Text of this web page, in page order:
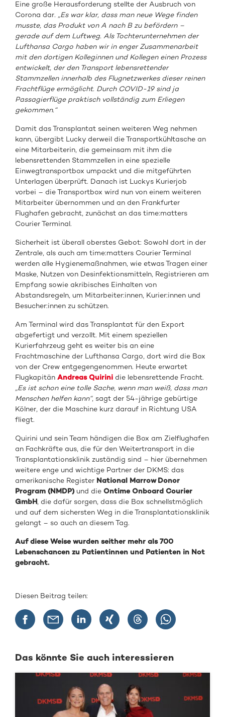
Eine große Herausforderung stellte der Ausbruch von
Corona dar. „Es war klar, dass man neue Wege finden
musste, das Produkt von A nach B zu befördern –
gerade auf dem Luftweg. Als Tochterunternehmen der
Lufthansa Cargo haben wir in enger Zusammenarbeit
mit den dortigen Kolleginnen und Kollegen einen Prozess
entwickelt, der den Transport lebensrettender
Stammzellen innerhalb des Flugnetzwerkes dieser reinen
Frachtflüge ermöglicht. Durch COVID-19 sind ja
Passagierflüge praktisch vollständig zum Erliegen
gekommen.“
Damit das Transplantat seinen weiteren Weg nehmen
kann, übergibt Lucky derweil die Transportkühltasche an
eine Mitarbeiterin, die gemeinsam mit ihm die
lebensrettenden Stammzellen in eine spezielle
Einwegtransportbox umpackt und die mitgeführten
Unterlagen überprüft. Danach ist Luckys Kurierjob
vorbei – die Transportbox wird nun von einem weiteren
Mitarbeiter übernommen und an den Frankfurter
Flughafen gebracht, zunächst an das time:matters
Courier Terminal.
Sicherheit ist überall oberstes Gebot: Sowohl dort in der
Zentrale, als auch am time:matters Courier Terminal
werden alle Hygienemaßnahmen, wie etwas Tragen einer
Maske, Nutzen von Desinfektionsmitteln, Registrieren am
Empfang sowie akribisches Einhalten von
Abstandsregeln, um Mitarbeiter:innen, Kurier:innen und
Besucher:innen zu schützen.
Am Terminal wird das Transplantat für den Export
abgefertigt und verzollt. Mit einem speziellen
Kurierfahrzeug geht es weiter bis an eine
Frachtmaschine der Lufthansa Cargo, dort wird die Box
von der Crew entgegengenommen. Heute erwartet
FlugkapitänAndreas Quirini die lebensrettende Fracht.
„Es ist schon eine tolle Sache, wenn man weiß, dass man
Menschen helfen kann“, sagt der 54-jährige gebürtige
Kölner, der die Maschine kurz darauf in Richtung USA
fliegt.
Quirini und sein Team händigen die Box am Zielflughafen
an Fachkräfte aus, die für den Weitertransport in die
Transplantationsklinik zuständig sind – hier übernehmen
weitere enge und wichtige Partner der DKMS: das
amerikanische Register National Marrow Donor
Program (NMDP)und dieOntime Onboard Courier
GmbH, die dafür sorgen, dass die Box schnellstmöglich
und auf dem sichersten Weg in die Transplantationsklinik
gelangt – so auch an diesem Tag.
Auf diese Weise wurden seither mehr als 700
Lebenschancen zu Patientinnen und Patienten in Not
gebracht.
Diesen Beitrag teilen:
Das könnte Sie auch interessieren